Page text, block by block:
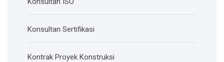
Konsultan Sertifikasi
Kontrak Proyek Konstruksi